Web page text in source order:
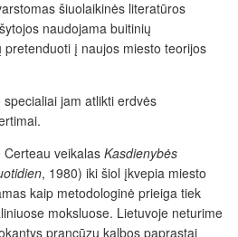
šiuolaikinės literatūros
naudojama buitinių
į naujos miesto teorijos
jam atlikti erdvės
veikalas Kasdienybės
, 1980) iki šiol įkvepia miesto
kaip metodologinė prieiga tiek
moksluose. Lietuvoje neturime
prancūzų kalbos paprastai